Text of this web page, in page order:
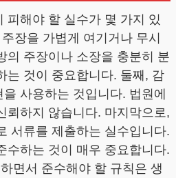
피해야 할 실수가 몇 가지 있
장을 가볍게 여기거나 무시
의 주장이나 소장을 충분히 분
는 것이 중요합니다. 둘째, 감
사용하는 것입니다. 법원에
뢰하지 않습니다. 마지막으로,
서류를 제출하는 실수입니다.
수하는 것이 매우 중요합니다.
면서 준수해야 할 규칙은 생